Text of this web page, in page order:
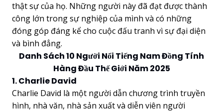
thật sự của họ. Những người này đã đạt được thành
công lớn trong sự nghiệp của mình và có những
đóng góp đáng kể cho cuộc đấu tranh vì sự đại diện
và bình đẳng.
Danh Sách 10 Người Nổi Tiếng Nam Đồng Tính
Hàng Đầu Thế Giới Năm 2025
1. Charlie David
Charlie David là một người dẫn chương trình truyền
hình, nhà văn, nhà sản xuất và diễn viên người